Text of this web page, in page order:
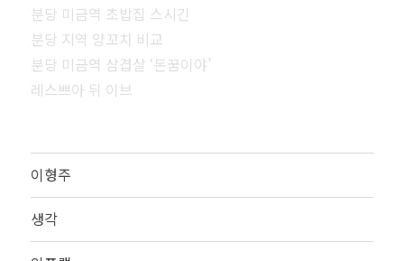
분당 미금역 초밥집 스시긴
분당 지역 양꼬치 비교
분당 미금역 삼겹살 ‘돈꿈이야’
레스쁘아 뒤 이브
이형주
생각